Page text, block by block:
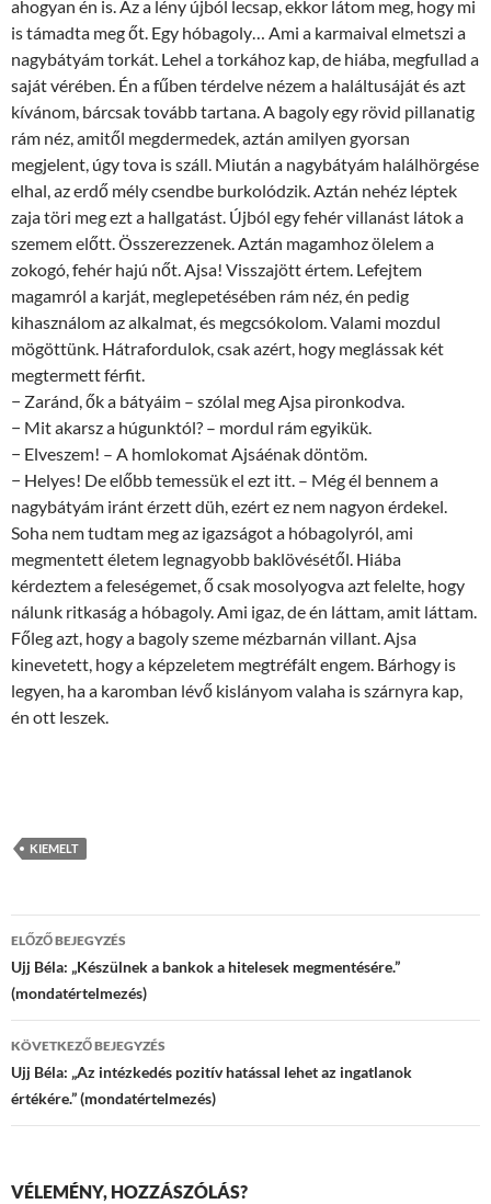
ahogyan én is. Az a lény újból lecsap, ekkor látom meg, hogy mi
is támadta meg őt. Egy hóbagoly… Ami a karmaival elmetszi a
nagybátyám torkát. Lehel a torkához kap, de hiába, megfullad a
saját vérében. Én a fűben térdelve nézem a haláltusáját és azt
kívánom, bárcsak tovább tartana. A bagoly egy rövid pillanatig
rám néz, amitől megdermedek, aztán amilyen gyorsan
megjelent, úgy tova is száll. Miután a nagybátyám halálhörgése
elhal, az erdő mély csendbe burkolódzik. Aztán nehéz léptek
zaja töri meg ezt a hallgatást. Újból egy fehér villanást látok a
szemem előtt. Összerezzenek. Aztán magamhoz ölelem a
zokogó, fehér hajú nőt. Ajsa! Visszajött értem. Lefejtem
magamról a karját, meglepetésében rám néz, én pedig
kihasználom az alkalmat, és megcsókolom. Valami mozdul
mögöttünk. Hátrafordulok, csak azért, hogy meglássak két
megtermett férfit.
− Zaránd, ők a bátyáim – szólal meg Ajsa pironkodva.
− Mit akarsz a húgunktól? – mordul rám egyikük.
− Elveszem! – A homlokomat Ajsáénak döntöm.
− Helyes! De előbb temessük el ezt itt. – Még él bennem a
nagybátyám iránt érzett düh, ezért ez nem nagyon érdekel.
Soha nem tudtam meg az igazságot a hóbagolyról, ami
megmentett életem legnagyobb baklövésétől. Hiába
kérdeztem a feleségemet, ő csak mosolyogva azt felelte, hogy
nálunk ritkaság a hóbagoly. Ami igaz, de én láttam, amit láttam.
Főleg azt, hogy a bagoly szeme mézbarnán villant. Ajsa
kinevetett, hogy a képzeletem megtréfált engem. Bárhogy is
legyen, ha a karomban lévő kislányom valaha is szárnyra kap,
én ott leszek.
KIEMELT
Bejegyzések
navigációja
ELŐZŐ BEJEGYZÉS
Ujj Béla: „Készülnek a bankok a hitelesek megmentésére.”
(mondatértelmezés)
KÖVETKEZŐ BEJEGYZÉS
Ujj Béla: „Az intézkedés pozitív hatással lehet az ingatlanok
értékére.” (mondatértelmezés)
VÉLEMÉNY, HOZZÁSZÓLÁS?